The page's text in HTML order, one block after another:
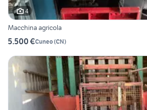
4
Macchina agricola
5.500 €Cuneo(CN)